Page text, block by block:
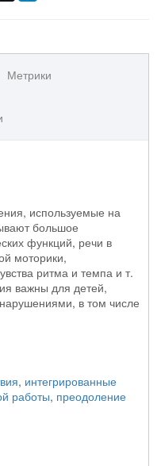
Метрики
используемые на
большое
функций, речи в
моторики,
ритма и темпа и т.
важны для детей,
в том числе
, интегрированные
работы, преодоление